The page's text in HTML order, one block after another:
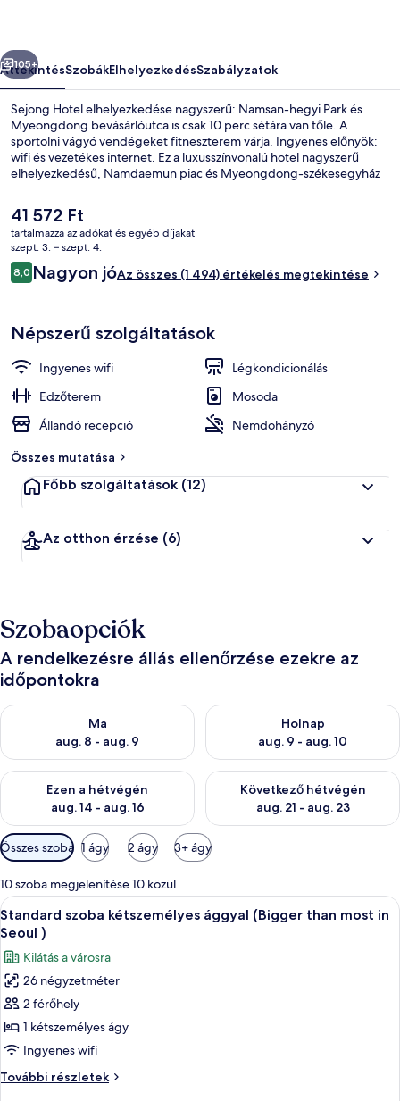
Következő
105+
ÁttekintésSzobákElhelyezkedésSzabályzatok
Sejong Hotel elhelyezkedése nagyszerű: Namsan-hegyi Park és
Myeongdong bevásárlóutca is csak 10 perc sétára van tőle. A
sportolni vágyó vendégeket fitneszterem várja. Ingyenes előnyök:
wifi és vezetékes internet. Ez a luxusszínvonalú hotel nagyszerű
elhelyezkedésű, Namdaemun piac és Myeongdong-székesegyház
gyalog is jól elérhető a tömegközlekedés: Mjong-tong metróállomás
csak pár lépésre, Cshumgmuro metróállomás pedig 7 percre van.
A
jelenlegi
ár
41 572 Ft
41 572 Ft
tartalmazza az adókat és egyéb díjakat
szept. 3. – szept. 4.
Értékelések
8,08,0 ennyiből: 10
Nagyon jóAz összes (1 494) értékelés megtekintése
Népszerű szolgáltatások
Ingyenes wifi
Légkondicionálás
Edzőterem
Mosoda
Állandó recepció
Nemdohányzó
Összes mutatása
Főbb szolgáltatások (12)
Az otthon érzése (6)
Szobaopciók
A rendelkezésre állás ellenőrzése ezekre az
időpontokra
Ma
aug. 8 - aug. 9
A ma esti rendelkezésre állás ellenőrzése: aug. 8 - aug. 9
Holnap
aug. 9 - aug. 10
A holnapi rendelkezésre állás
Ezen a hétvégén
aug. 14 - aug. 16
A mostani hétvégi rendelkezésre állás ellenőrzése: aug. 14 -
Következő hétvégén
aug. 21 - aug. 23
A következő hétvégi
Szobákhoz
rendelkezésre
álló
szűrők
Összes szoba 1 ágy 2 ágy 3+ ágy
10 szoba megjelenítése 10 közül
A
következő
szoba
összes
képének
megtekintése:
Standard
szoba
kétszemélyes
ággyal
Egy szállodai szoba, amelyben egy
11
Standard szoba kétszemélyes ággyal (Bigger than most in
Seoul )
Kilátás a városra
26 négyzetméter
2 férőhely
1 kétszemélyes ágy
Ingyenes wifi
További részletek
Standard